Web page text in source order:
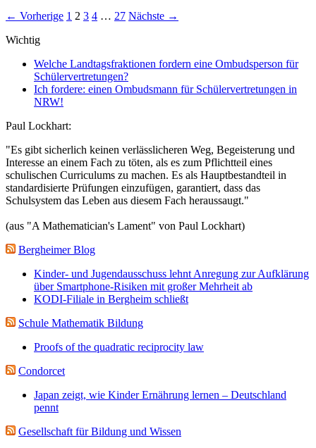
← Vorherige 1 2 3 4 … 27 Nächste →
Wichtig
Welche Landtagsfraktionen fordern eine Ombudsperson für
Schülervertretungen?
Ich fordere: einen Ombudsmann für Schülervertretungen in
NRW!
Paul Lockhart:
"Es gibt sicherlich keinen verlässlicheren Weg, Begeisterung und
Interesse an einem Fach zu töten, als es zum Pflichtteil eines
schulischen Curriculums zu machen. Es als Hauptbestandteil in
standardisierte Prüfungen einzufügen, garantiert, dass das
Schulsystem das Leben aus diesem Fach heraussaugt."
(aus "A Mathematician's Lament" von Paul Lockhart)
Bergheimer Blog
Kinder- und Jugendausschuss lehnt Anregung zur Aufklärung
über Smartphone-Risiken mit großer Mehrheit ab
KODI-Filiale in Bergheim schließt
Schule Mathematik Bildung
Proofs of the quadratic reciprocity law
Condorcet
Japan zeigt, wie Kinder Ernährung lernen – Deutschland
pennt
Gesellschaft für Bildung und Wissen